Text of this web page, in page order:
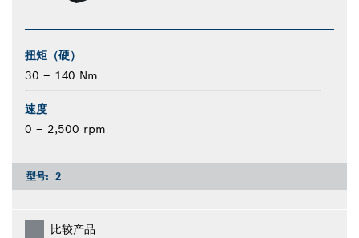
扭矩（硬）
30 – 140 Nm
速度
0 – 2,500 rpm
型号: 2
比较产品